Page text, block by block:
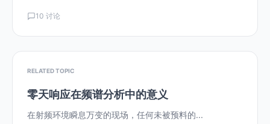
10 讨论
RELATED TOPIC
零天响应在频谱分析中的意义
在射频环境瞬息万变的现场，任何未被预料的...